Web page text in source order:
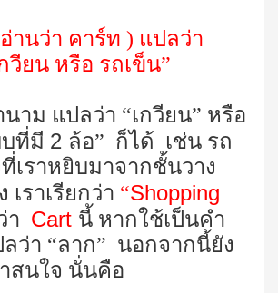
านว่า คาร์ท ) แปลว่า
วียน หรือ รถเข็น”
าม แปลว่า “เกวียน” หรือ
บที่มี 2 ล้อ” ก็ได้ เช่น รถ
เราหยิบมาจากชั้นวาง
เราเรียกว่า “Shopping
า Cart นี้ หากใช้เป็นคำ
ว่า “ลาก” นอกจากนี้ยัง
สนใจ นั่นคือ